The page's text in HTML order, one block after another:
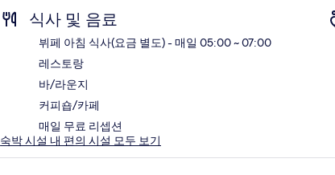
식사 및 음료
뷔페 아침 식사(요금 별도) - 매일 05:00 ~ 07:00
레스토랑
바/라운지
커피숍/카페
매일 무료 리셉션
숙박 시설 내 편의 시설 모두 보기